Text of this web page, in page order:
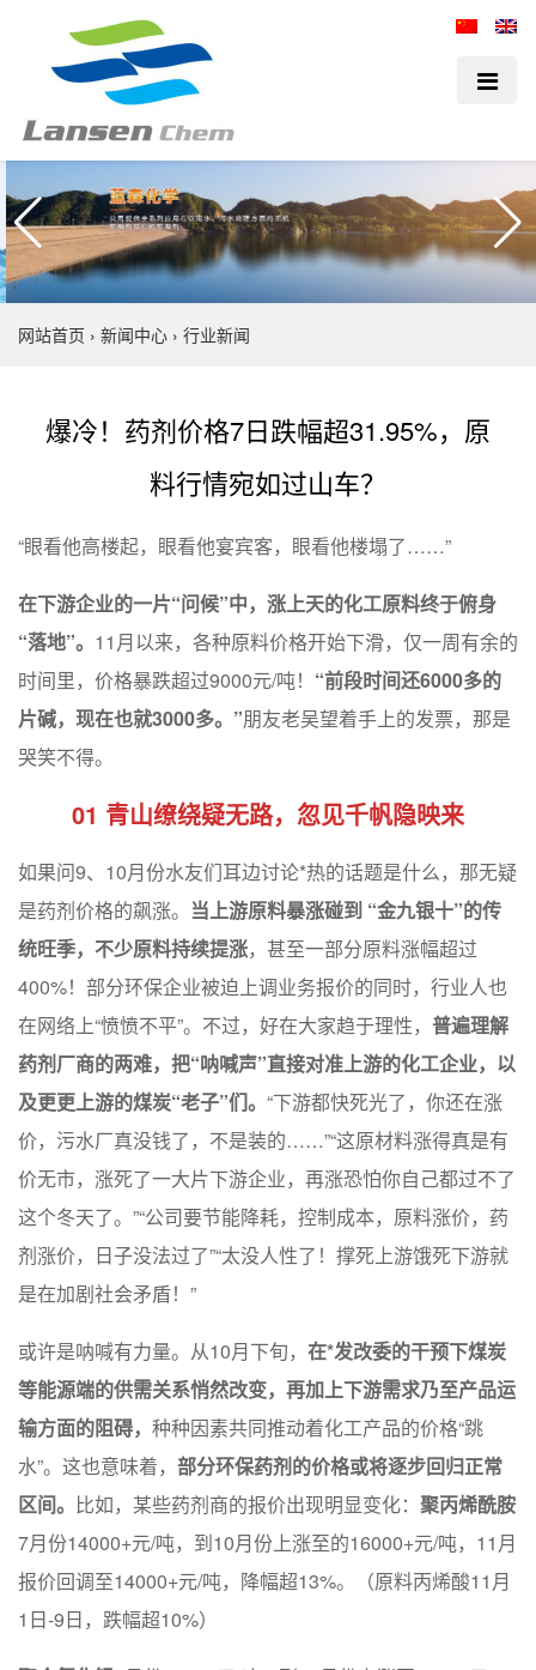
网站首页 › 新闻中心 › 行业新闻
爆冷！药剂价格7日跌幅超31.95%，原
料行情宛如过山车？
“眼看他高楼起，眼看他宴宾客，眼看他楼塌了……”
在下游企业的一片“问候”中，涨上天的化工原料终于俯身
“落地”。 11月以来，各种原料价格开始下滑，仅一周有余的
时间里，价格暴跌超过9000元/吨！ “前段时间还6000多的
片碱，现在也就3000多。”朋友老吴望着手上的发票，那是
哭笑不得。
01 青山缭绕疑无路，忽见千帆隐映来
如果问9、10月份水友们耳边讨论*热的话题是什么，那无疑
是药剂价格的飙涨。 当上游原料暴涨碰到 “金九银十”的传
统旺季，不少原料持续提涨，甚至一部分原料涨幅超过
400%！部分环保企业被迫上调业务报价的同时，行业人也
在网络上“愤愤不平”。不过，好在大家趋于理性， 普遍理解
药剂厂商的两难，把“呐喊声”直接对准上游的化工企业，以
及更更上游的煤炭“老子”们。 “下游都快死光了，你还在涨
价，污水厂真没钱了，不是装的……”“这原材料涨得真是有
价无市，涨死了一大片下游企业，再涨恐怕你自己都过不了
这个冬天了。”“公司要节能降耗，控制成本，原料涨价，药
剂涨价，日子没法过了”“太没人性了！撑死上游饿死下游就
是在加剧社会矛盾！”
或许是呐喊有力量。从10月下旬， 在*发改委的干预下煤炭
等能源端的供需关系悄然改变，再加上下游需求乃至产品运
输方面的阻碍， 种种因素共同推动着化工产品的价格“跳
水”。这也意味着， 部分环保药剂的价格或将逐步回归正常
区间。 比如，某些药剂商的报价出现明显变化： 聚丙烯酰胺
7月份14000+元/吨，到10月份上涨至的16000+元/吨，11月
报价回调至14000+元/吨，降幅超13%。（原料丙烯酸11月
1日-9日，跌幅超10%）